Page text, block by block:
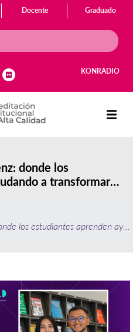
Docente Graduado
KONRADIO
donde los
a transformar
los estudiantes aprenden